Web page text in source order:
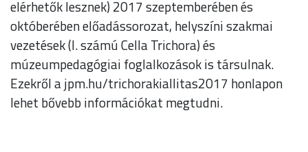
elérhetők lesznek) 2017 szeptemberében és
októberében előadássorozat, helyszíni szakmai
vezetések (I. számú Cella Trichora) és
múzeumpedagógiai foglalkozások is társulnak.
Ezekről a jpm.hu/trichorakiallitas2017 honlapon
lehet bővebb információkat megtudni.